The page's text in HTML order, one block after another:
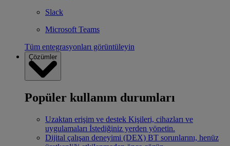
Slack
Microsoft Teams
Tüm entegrasyonları görüntüleyin
Çözümler
Popüler kullanım durumları
Uzaktan erişim ve destek Kişileri, cihazları ve
uygulamaları İstediğiniz yerden yönetin.
Dijital çalışan deneyimi (DEX) BT sorunlarını, henüz